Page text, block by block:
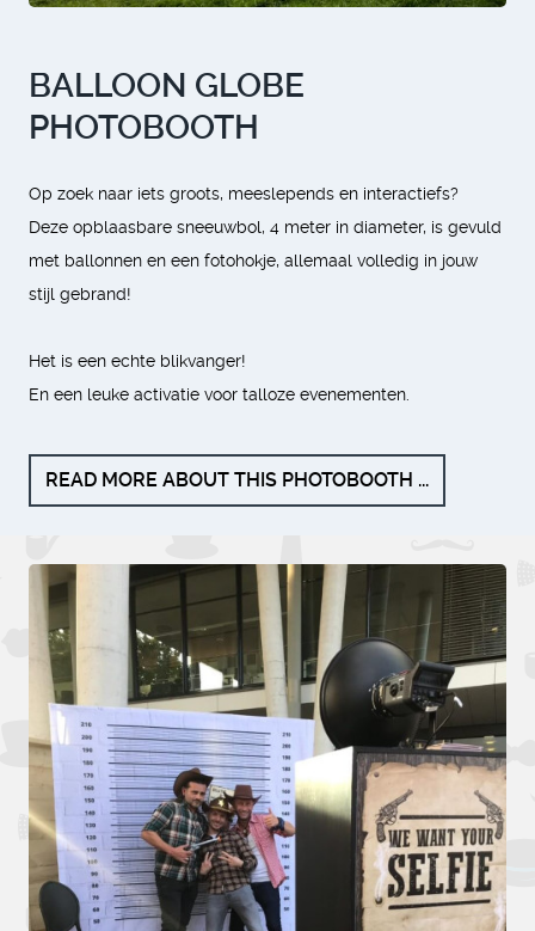
BALLOON GLOBE
PHOTOBOOTH
Op zoek naar iets groots, meeslepends en interactiefs?
Deze opblaasbare sneeuwbol, 4 meter in diameter, is gevuld
met ballonnen en een fotohokje, allemaal volledig in jouw
stijl gebrand!
Het is een echte blikvanger!
En een leuke activatie voor talloze evenementen.
READ MORE ABOUT THIS PHOTOBOOTH ...